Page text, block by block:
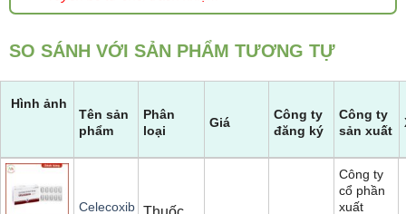
SO SÁNH VỚI SẢN PHẨM TƯƠNG TỰ
Hình ảnh
Tên sản
phẩm
Phân
loại
Giá
Công ty
đăng ký
Công ty
sản xuất
Celecoxib
Công ty
cổ phần
xuất